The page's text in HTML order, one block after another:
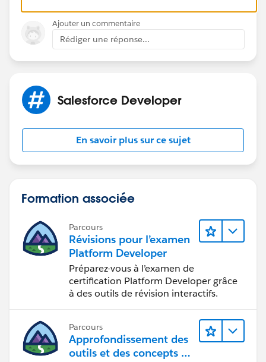
Ajouter un commentaire
Rédiger une réponse...
Salesforce Developer
En savoir plus sur ce sujet
Formation associée
Parcours
Révisions pour l’examen
Platform Developer
Préparez-vous à l’examen de
certification Platform Developer grâce
à des outils de révision interactifs.
Parcours
Approfondissement des
outils et des concepts de